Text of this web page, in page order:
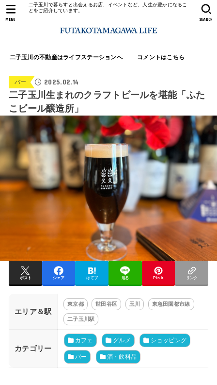
二子玉川で暮らすと出会えるお店、イベントなど、人生が豊かになるこ
とをご紹介しています。
二子玉川の不動産はライフステーションへ コメントはこちら
SEARCH
MENU
バー 2025.02.14
二子玉川生まれのクラフトビールを堪能「ふた
こビール醸造所」
ポスト シェア はてブ 送る Pin it リンク
エリア＆駅
東京都 世田谷区 玉川 東急田園都市線
二子玉川駅
カテゴリー
カフェ グルメ ショッピング
バー 酒・飲料品